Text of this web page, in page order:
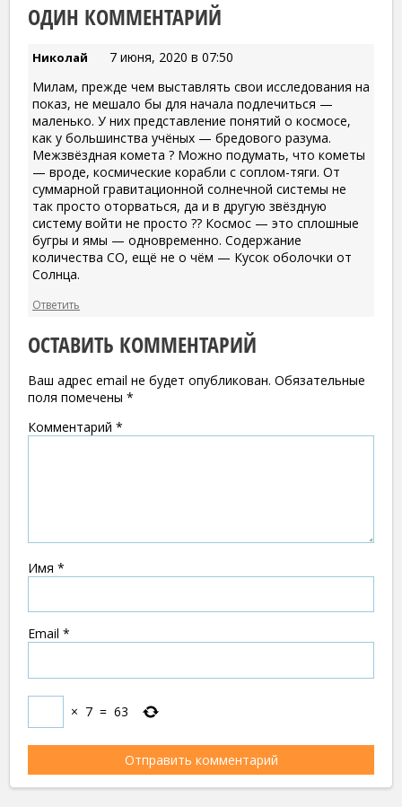
ОДИН КОММЕНТАРИЙ
Николай
7 июня, 2020 в 07:50
Милам, прежде чем выставлять свои исследования на
показ, не мешало бы для начала подлечиться —
маленько. У них представление понятий о космосе,
как у большинства учёных — бредового разума.
Межзвёздная комета ? Можно подумать, что кометы
— вроде, космические корабли с соплом-тяги. От
суммарной гравитационной солнечной системы не
так просто оторваться, да и в другую звёздную
систему войти не просто ?? Космос — это сплошные
бугры и ямы — одновременно. Содержание
количества СО, ещё не о чём — Кусок оболочки от
Солнца.
Ответить
ОСТАВИТЬ КОММЕНТАРИЙ
Ваш адрес email не будет опубликован. Обязательные
поля помечены *
Комментарий *
Имя *
Email *
× 7 = 63